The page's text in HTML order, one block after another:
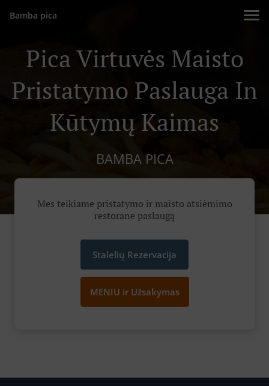
Bamba pica
Pica Virtuvės Maisto
Pristatymo Paslauga In
Kūtymų Kaimas
BAMBA PICA
Mes teikiame pristatymo ir maisto atsiėmimo
restorane paslaugą
Stalelių Rezervacija
MENIU ir Užsakymas